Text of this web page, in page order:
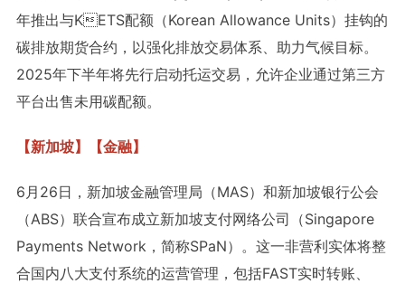
年推出与KETS配额（Korean Allowance Units）挂钩的
碳排放期货合约，以强化排放交易体系、助力气候目标。
2025年下半年将先行启动托运交易，允许企业通过第三方
平台出售未用碳配额。
【新加坡】【金融】
6月26日，新加坡金融管理局（MAS）和新加坡银行公会
（ABS）联合宣布成立新加坡支付网络公司（Singapore
Payments Network，简称SPaN）。这一非营利实体将整
合国内八大支付系统的运营管理，包括FAST实时转账、